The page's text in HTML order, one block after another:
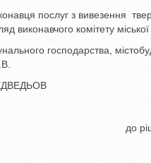
послуг з вивезення
виконавчого комітету
господарства,
до